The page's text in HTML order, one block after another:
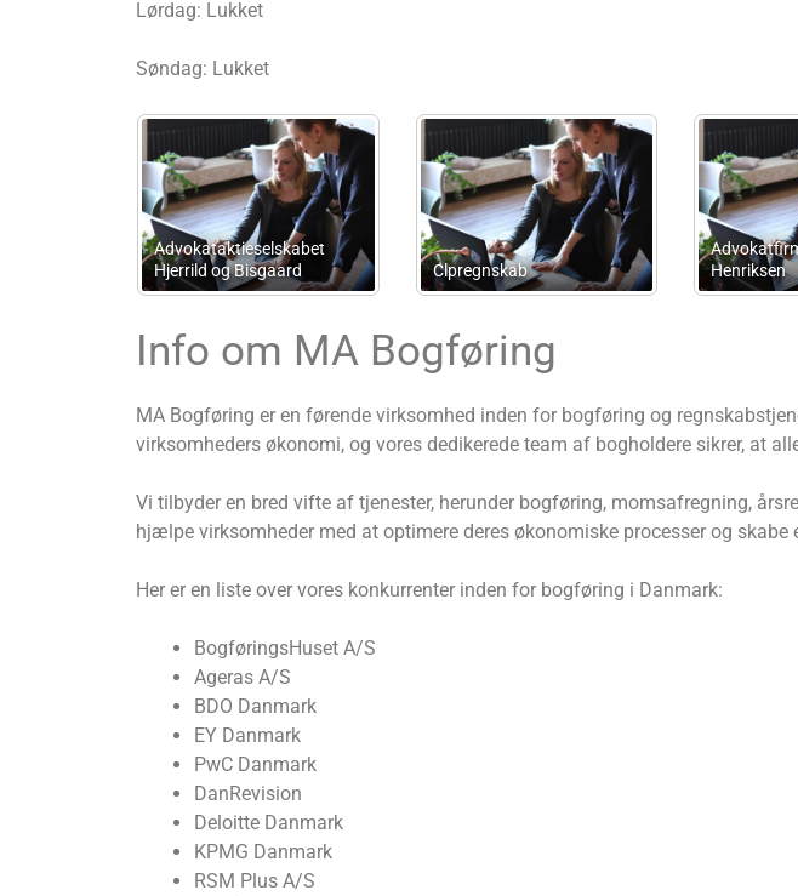
Lørdag: Lukket
Søndag: Lukket
Advokatanpartsselskab
Højmark Kontorservice
v/Thomas Forsom
Skaarup
Info om MA Bogføring
MA Bogføring er en førende virksomhed inden for bogføring og
virksomheders økonomi, og vores dedikerede team af bogholdere sikrer, at
Vi tilbyder en bred vifte af tjenester, herunder bogføring, momsafregning,
hjælpe virksomheder med at optimere deres økonomiske processer og
Her er en liste over vores konkurrenter inden for bogføring i Danmark:
BogføringsHuset A/S
Ageras A/S
BDO Danmark
EY Danmark
PwC Danmark
DanRevision
Deloitte Danmark
KPMG Danmark
RSM Plus A/S